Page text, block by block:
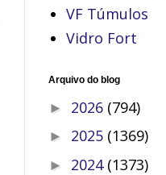
VF Túmulos
Vidro Fort
Arquivo do blog
► 2026 (794)
► 2025 (1369)
► 2024 (1373)